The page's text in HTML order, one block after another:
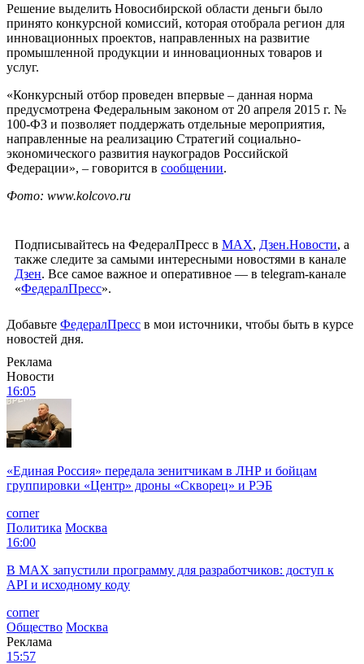
Решение выделить Новосибирской области деньги было
принято конкурсной комиссий, которая отобрала регион для
инновационных проектов, направленных на развитие
промышленной продукции и инновационных товаров и
услуг.
«Конкурсный отбор проведен впервые – данная норма
предусмотрена Федеральным законом от 20 апреля 2015 г. №
100-ФЗ и позволяет поддержать отдельные мероприятия,
направленные на реализацию Стратегий социально-
экономического развития наукоградов Российской
Федерации», – говорится в сообщении.
Фото: www.kolcovo.ru
Подписывайтесь на ФедералПресс в МАХ, Дзен.Новости, а
также следите за самыми интересными новостями в канале
Дзен. Все самое важное и оперативное — в telegram-канале
«ФедералПресс».
Добавьте ФедералПресс в мои источники, чтобы быть в курсе
новостей дня.
Реклама
Новости
16:05
«Единая Россия» передала зенитчикам в ЛНР и бойцам
группировки «Центр» дроны «Скворец» и РЭБ
corner
Политика Москва
16:00
В MAX запустили программу для разработчиков: доступ к
API и исходному коду
corner
Общество Москва
Реклама
15:57